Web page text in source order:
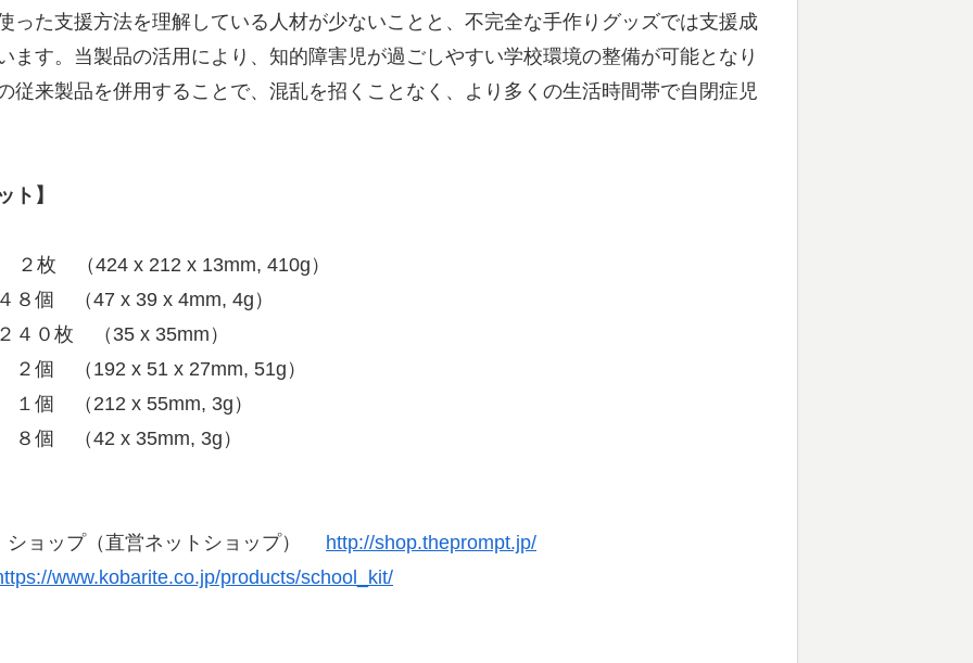
った支援方法を理解している人材が少ないことと、不完全な手作りグッズでは支援成
ます。当製品の活用により、知的障害児が過ごしやすい学校環境の整備が可能となり
従来製品を併用することで、混乱を招くことなく、より多くの生活時間帯で自閉症児
ト】
424 x 212 x 13mm, 410g）
47 x 39 x 4mm, 4g）
４０枚 （35 x 35mm）
x 51 x 27mm, 51g）
x 55mm, 3g）
42 x 35mm, 3g）
ョップ（直営ネットショップ） http://shop.theprompt.jp/
www.kobarite.co.jp/products/school_kit/